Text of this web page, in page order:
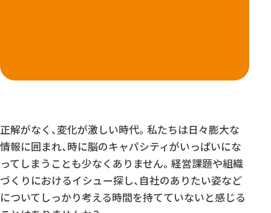
正解がなく、変化が激しい時代。私たちは日々膨大な
情報に囲まれ、時に脳のキャパシティがいっぱいにな
ってしまうことも少なくありません。経営課題や組織
づくりにおけるイシュー探し、自社のありたい姿など
についてしっかり考える時間を持てていないと感じる